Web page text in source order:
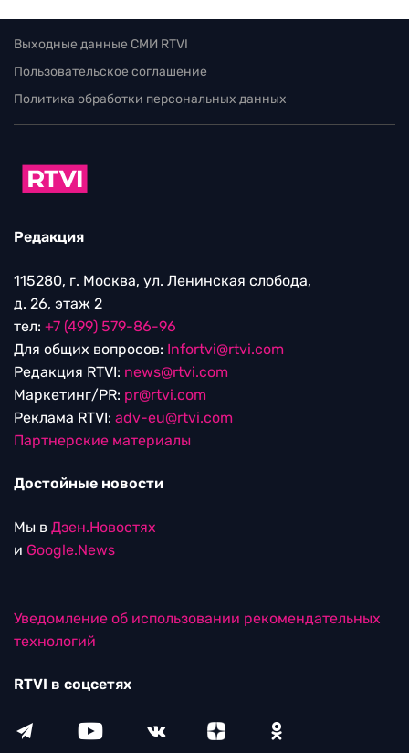
Выходные данные СМИ RTVI
Пользовательское соглашение
Политика обработки персональных данных
Редакция
115280, г. Москва, ул. Ленинская слобода,
д. 26, этаж 2
тел: +7 (499) 579-86-96
Для общих вопросов: Infortvi@rtvi.com
Редакция RTVI: news@rtvi.com
Маркетинг/PR: pr@rtvi.com
Реклама RTVI: adv-eu@rtvi.com
Партнерские материалы
Достойные новости
Мы в Дзен.Новостях
и Google.News
Уведомление об использовании рекомендательных
технологий
RTVI в соцсетях